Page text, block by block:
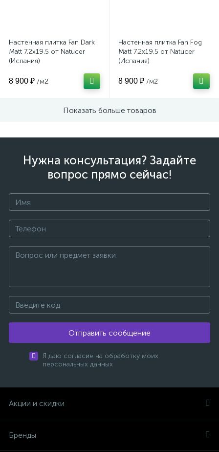
Настенная плитка Fan Dark
Matt 7.2x19.5 от Natucer
(Испания)
8 900 ₽ /м2
Настенная плитка Fan Fog
Matt 7.2x19.5 от Natucer
(Испания)
8 900 ₽ /м2
Показать больше товаров
Нужна консультация? Задайте
вопрос прямо сейчас!
Отправить сообщение
Я даю согласие на обработку моих
персональных данных
Акции и скидки
Бренды